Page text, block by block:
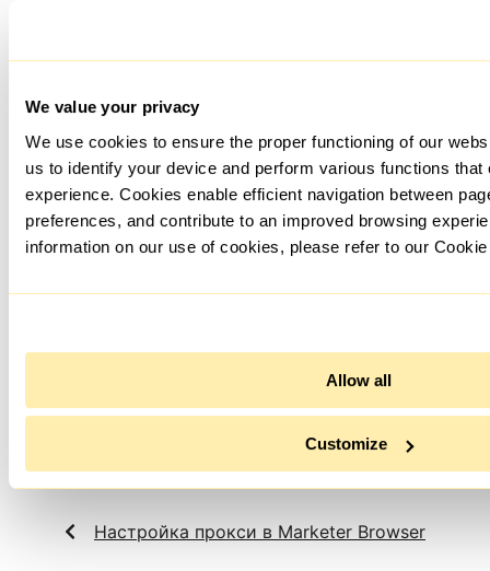
We value your privacy
We use cookies to ensure the proper functioning of our
us to identify your device and perform various functions
experience. Cookies enable efficient navigation between
preferences, and contribute to an improved browsing
information on our use of cookies, please refer to our
Allow all
Customize
браузера Linken Sphere. Чтобы использовать все функции
этого инструмента и не бояться блокировок,
аккаунта, а также выбирайте качественные персональные
прокси. С ними работа в Linken Sphere всегда будет
Настройка прокси в Marketer Browser